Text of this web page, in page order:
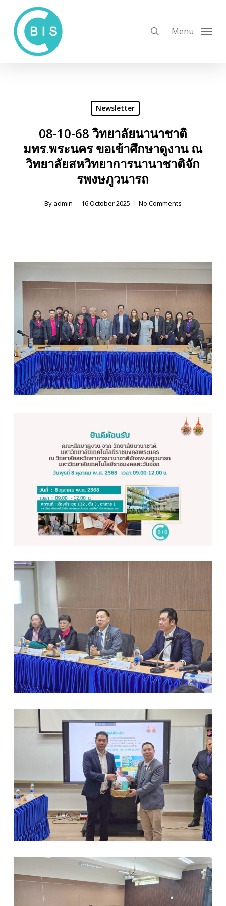
main
content
Menu
Newsletter
08-10-68 วิทยาลัยนานาชาติ
มทร.พระนคร ขอเข้าศึกษาดูงาน ณ
วิทยาลัยสหวิทยาการนานาชาติจัก
รพงษภูวนารถ
By admin 16 October 2025 No Comments